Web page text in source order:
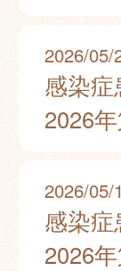
2026/05/
感染症
2026
2026/05/
感染症
2026